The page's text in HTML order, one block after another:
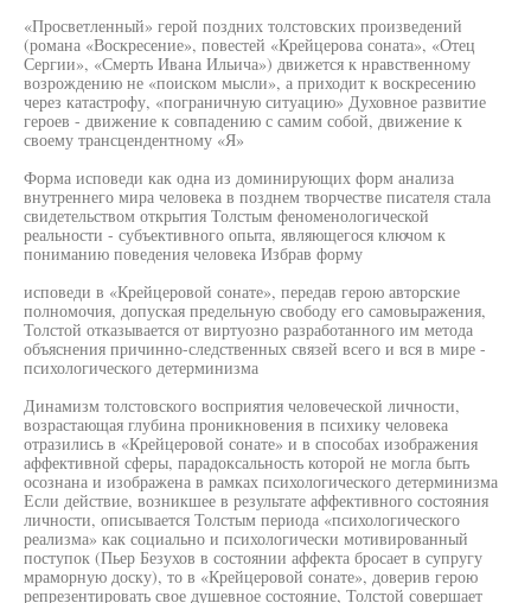
«Просветленный» герой поздних толстовских произведений
(романа «Воскресение», повестей «Крейцерова соната», «Отец
Сергии», «Смерть Ивана Ильича») движется к нравственному
возрождению не «поиском мысли», а приходит к воскресению
через катастрофу, «пограничную ситуацию» Духовное развитие
героев - движение к совпадению с самим собой, движение к
своему трансцендентному «Я»
Форма исповеди как одна из доминирующих форм анализа
внутреннего мира человека в позднем творчестве писателя стала
свидетельством открытия Толстым феноменологической
реальности - субъективного опыта, являющегося ключом к
пониманию поведения человека Избрав форму
исповеди в «Крейцеровой сонате», передав герою авторские
полномочия, допуская предельную свободу его самовыражения,
Толстой отказывается от виртуозно разработанного им метода
объяснения причинно-следственных связей всего и вся в мире -
психологического детерминизма
Динамизм толстовского восприятия человеческой личности,
возрастающая глубина проникновения в психику человека
отразились в «Крейцеровой сонате» и в способах изображения
аффективной сферы, парадоксальность которой не могла быть
осознана и изображена в рамках психологического детерминизма
Если действие, возникшее в результате аффективного состояния
личности, описывается Толстым периода «психологического
реализма» как социально и психологически мотивированный
поступок (Пьер Безухов в состоянии аффекта бросает в супругу
мраморную доску), то в «Крейцеровой сонате», доверив герою
репрезентировать свое душевное состояние, Толстой совершает